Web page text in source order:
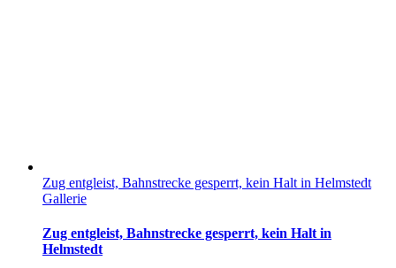
Zug entgleist, Bahnstrecke gesperrt, kein Halt in Helmstedt
Gallerie
Zug entgleist, Bahnstrecke gesperrt, kein Halt in
Helmstedt